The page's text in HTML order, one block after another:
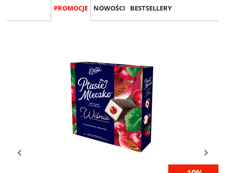
PROMOCJE NOWOŚCI BESTSELLERY